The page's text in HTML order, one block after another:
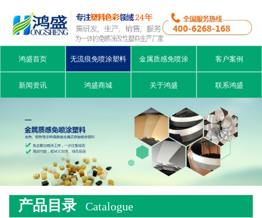
鸿盛首页 无流痕免喷涂塑料 金属质感免喷涂 客户案例
新闻资讯 鸿盛商城 关于鸿盛 联系鸿盛
产品目录 Catalogue